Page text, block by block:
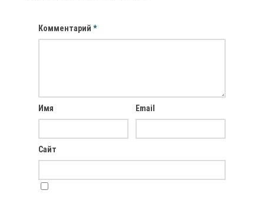
Комментарий *
Имя Email
Сайт